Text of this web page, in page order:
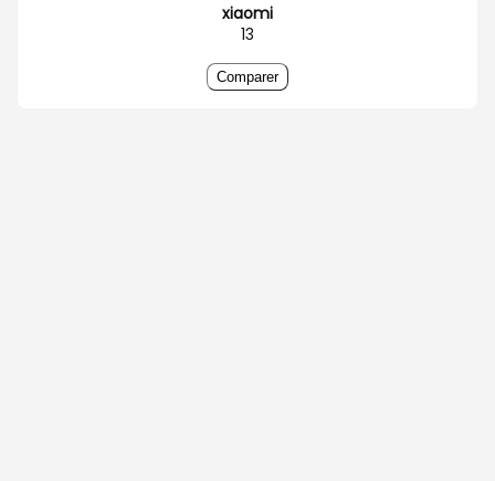
xiaomi
13
Comparer